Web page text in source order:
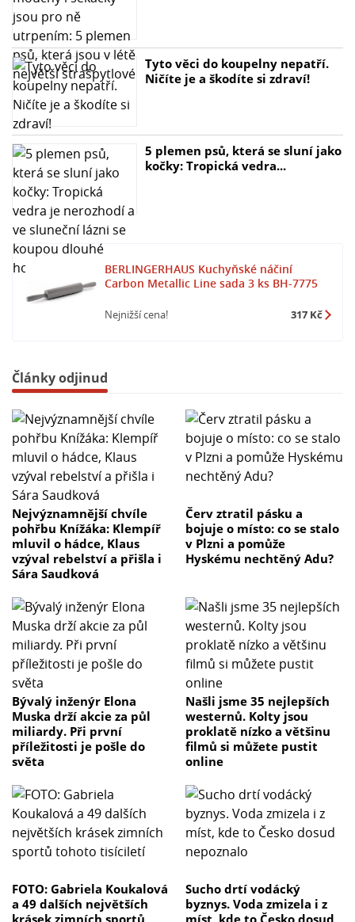
Tyto věci do koupelny nepatří.
Ničíte je a škodíte si zdraví!
5 plemen psů, která se sluní jako
kočky: Tropická vedra...
BERLINGERHAUS Kuchyňské náčiní
Carbon Metallic Line sada 3 ks BH-7775
Nejnižší cena! 317 Kč
Články odjinud
Nejvýznamnější chvíle
pohřbu Knížáka: Klempíř
mluvil o hádce, Klaus
vzýval rebelství a přišla i
Sára Saudková
Červ ztratil pásku a
bojuje o místo: co se stalo
v Plzni a pomůže
Hyskému nechtěný Adu?
Bývalý inženýr Elona
Muska drží akcie za půl
miliardy. Při první
příležitosti je pošle do
světa
Našli jsme 35 nejlepších
westernů. Kolty jsou
proklatě nízko a většinu
filmů si můžete pustit
online
FOTO: Gabriela Koukalová
a 49 dalších největších
krásek zimních sportů
Sucho drtí vodácký
byznys. Voda zmizela i z
míst, kde to Česko dosud